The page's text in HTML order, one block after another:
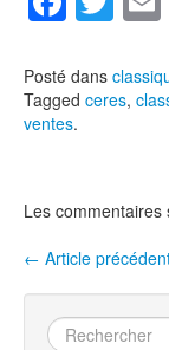
c
e
o
k
tt
er
Posté dans
Tagged ceres,
ventes.
Les commentaires
← Article